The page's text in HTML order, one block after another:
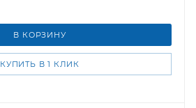
В КОРЗИНУ
КУПИТЬ В 1 КЛИК